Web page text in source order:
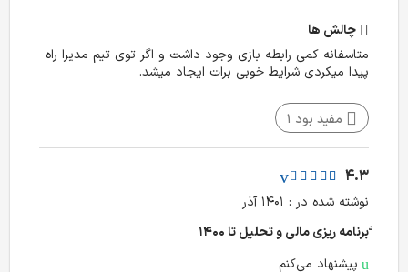
چالش‌ ها
متاسفانه کمی رابطه بازی وجود داشت و اگر توی تیم مدیرا راه
پیدا میکردی شرایط خوبی برات ایجاد میشد.
مفید بود1
4.3
نوشته شده در : ۱۴۰۱ آذر
َّبرنامه ریزی مالی و تحلیل تا ۱۴۰۰
پیشنهاد می‌کنم